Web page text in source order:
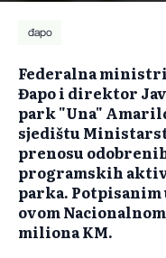
đapo
Federalna
Đapo i direktor
park "Una"
sjedištu
prenosu
programskih
parka.
ovom
miliona KM.